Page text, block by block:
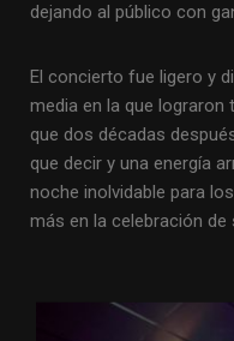
dejando al público con
El concierto fue ligero y
media en la que
que dos décadas
que decir y una energía
noche inolvidable para
más en la celebración de